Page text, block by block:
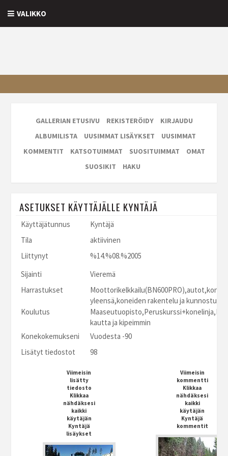
VALIKKO
GALLERIAN ETUSIVU REKISTERÖIDY
KIRJAUDU
ALBUMILISTA
UUSIMMAT LISÄYKSET
UUSIMMAT
KOMMENTIT
KATSOTUIMMAT SUOSITUIMMAT
OMAT
SUOSIKIT
HAKU
ASETUKSET KÄYTTÄJÄLLE KYNTÄJÄ
Käyttäjätunnus
Kyntäjä
Tila
aktiivinen
Liittynyt
%14.%08.%2005
Sijainti
Vieremä
Harrastukset
yleensä,koneiden rakentelu ja kunnostus
Koulutus
kautta ja kipeimmin
Konekokemukseni
Vuodesta -90
Lisätyt tiedostot
98
Viimeisin
lisätty
tiedosto
Klikkaa
nähdäksesi
kaikki
käytäjän
Kyntäjä
lisäykset
Viimeisin
kommentti
Klikkaa
nähdäksesi
kaikki
käytäjän
Kyntäjä
kommentit